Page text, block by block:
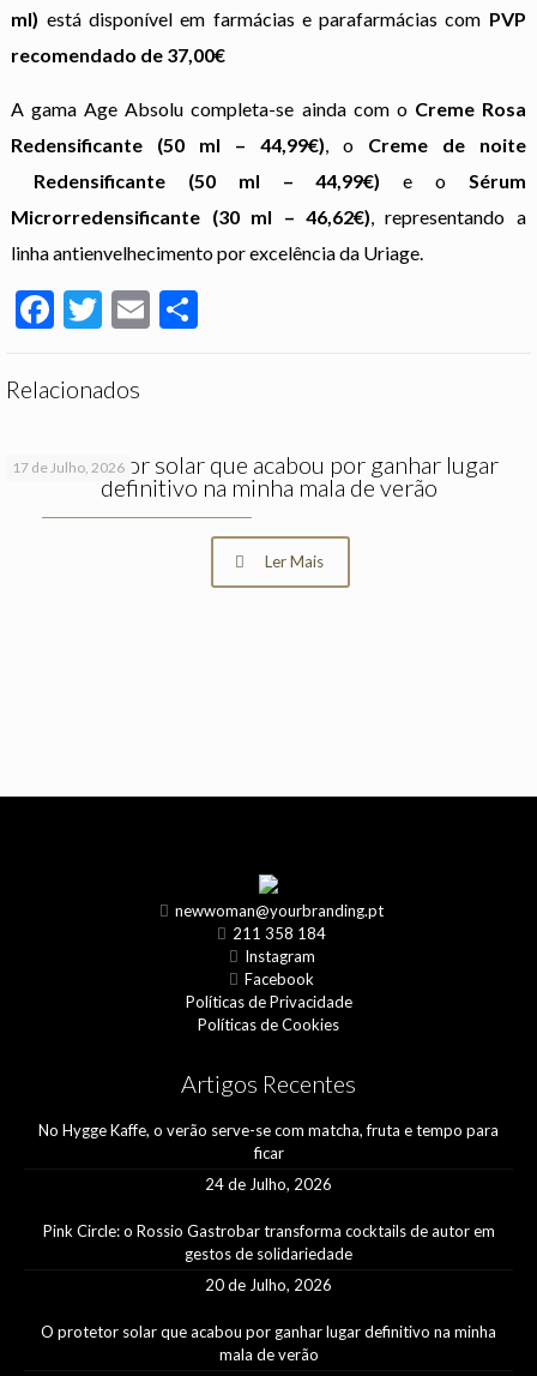
ml) está disponível em farmácias e parafarmácias com PVP
recomendado de 37,00€
A gama Age Absolu completa-se ainda com o Creme Rosa
Redensificante (50 ml – 44,99€), o
Creme de noite
Redensificante (50 ml – 44,99€)
e o
Sérum
Microrredensificante (30 ml – 46,62€), representando a
linhaantienvelhecimentopor excelência da Uriage.
Facebook
Twitter
Email
Relacionados
17 de Julho, 2026
O protetor solar que acabou por ganhar lugar
definitivo na minha mala de verão
Ler Mais
newwoman@yourbranding.pt
211 358 184
Instagram
Facebook
Políticas de Privacidade
Políticas de Cookies
Artigos Recentes
No Hygge Kaffe, o verão serve-se com matcha, fruta e tempo para
ficar
24 de Julho, 2026
Pink Circle: o Rossio Gastrobar transforma cocktails de autor em
gestos de solidariedade
20 de Julho, 2026
O protetor solar que acabou por ganhar lugar definitivo na minha
mala de verão